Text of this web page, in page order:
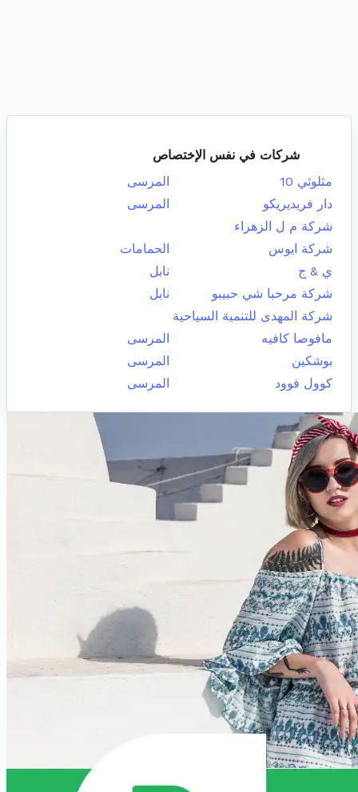
شركات في نفس الإختصاص
مثلوثي 10
المرسى
دار فريديريكو
المرسى
شركة م ل الزهراء
شركة ايوس
الحمامات
ي & ج
نابل
شركة مرحبا شي حبيبو
نابل
شركة المهدى للتنمية السياحية
مافوصا كافيه
المرسى
بوشكين
المرسى
كوول فوود
المرسى